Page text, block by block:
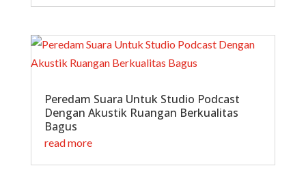
Peredam Suara Untuk Studio Podcast
Dengan Akustik Ruangan Berkualitas
Bagus
read more